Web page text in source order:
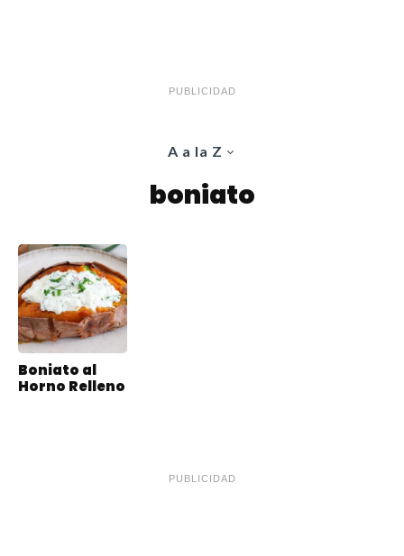
PUBLICIDAD
A a la Z
boniato
Boniato al
Horno Relleno
PUBLICIDAD